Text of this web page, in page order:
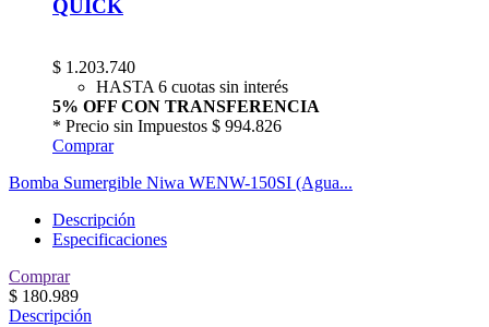
QUICK
$ 1.203.740
HASTA 6 cuotas sin interés
5% OFF CON TRANSFERENCIA
* Precio sin Impuestos $ 994.826
Comprar
Bomba Sumergible Niwa WENW-150SI (Agua...
Descripción
Especificaciones
Comprar
$ 180.989
Descripción